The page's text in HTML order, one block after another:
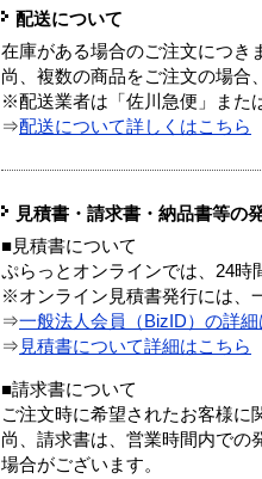
配送について
在庫がある場合のご注文につき
尚、複数の商品をご注文の場合
※配送業者は「佐川急便」また
⇒配送について詳しくはこちら
見積書・請求書・納品書等の
■見積書について
ぷらっとオンラインでは、24時
※オンライン見積書発行には、
⇒一般法人会員（BizID）の詳細
⇒ 見積書について詳細はこちら
■請求書について
ご注文時に希望されたお客様に
尚、請求書は、営業時間内での
場合がございます。